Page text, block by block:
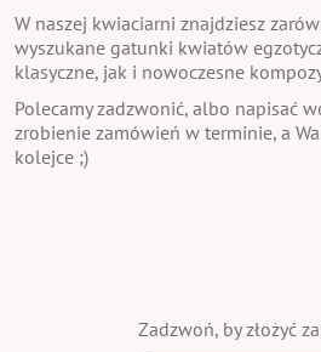
W naszej kwiaciarni znajdziesz
wyszukane gatunki kwiatów
klasyczne, jak i nowoczesne
Polecamy zadzwonić, albo napisać
zrobienie zamówień w terminie, a
kolejce ;)
Zadzwoń, by złożyć